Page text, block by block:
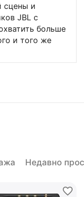
сцены и
JBL с
больше
и того же
Недавно